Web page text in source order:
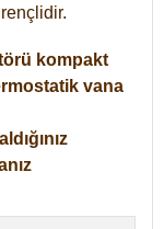
kompakt
vana